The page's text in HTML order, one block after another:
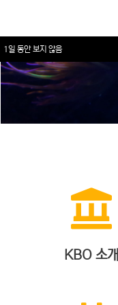
KBO 소개
1일 동안 보지 않음